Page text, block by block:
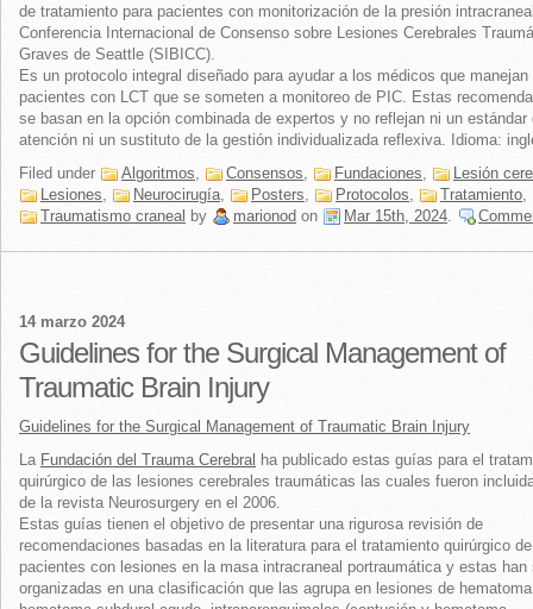
de tratamiento para pacientes con monitorización de la presión
Conferencia Internacional de Consenso sobre Lesiones Cerebrales
Graves de Seattle (SIBICC).
Es un protocolo integral diseñado para ayudar a los médicos que manejan
pacientes con LCT que se someten a monitoreo de PIC. Estas
se basan en la opción combinada de expertos y no reflejan ni un estándar
atención ni un sustituto de la gestión individualizada reflexiva. Idioma:
Filed under
Algoritmos, Consensos, Fundaciones,
Lesión
Lesiones, Neurocirugía, Posters, Protocolos, Tratamiento,
Traumatismo craneal by marionod on Mar 15th, 2024.
14 marzo 2024
Guidelines for the Surgical Management of
Traumatic Brain Injury
Guidelines for the Surgical Management of Traumatic Brain Injury
La Fundación del Trauma Cerebral ha publicado estas guías para el
quirúrgico de las lesiones cerebrales traumáticas las cuales fueron
de la revista Neurosurgery en el 2006.
Estas guías tienen el objetivo de presentar una rigurosa revisión de
recomendaciones basadas en la literatura para el tratamiento quirúrgico de
pacientes con lesiones en la masa intracraneal portraumática y estas han
organizadas en una clasificación que las agrupa en lesiones de